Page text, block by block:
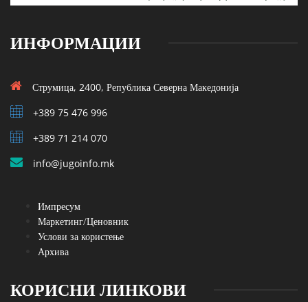
ИНФОРМАЦИИ
Струмица, 2400, Република Северна Македонија
+389 75 476 996
+389 71 214 070
info@jugoinfo.mk
Импресум
Маркетинг/Ценовник
Услови за користење
Архива
КОРИСНИ ЛИНКОВИ